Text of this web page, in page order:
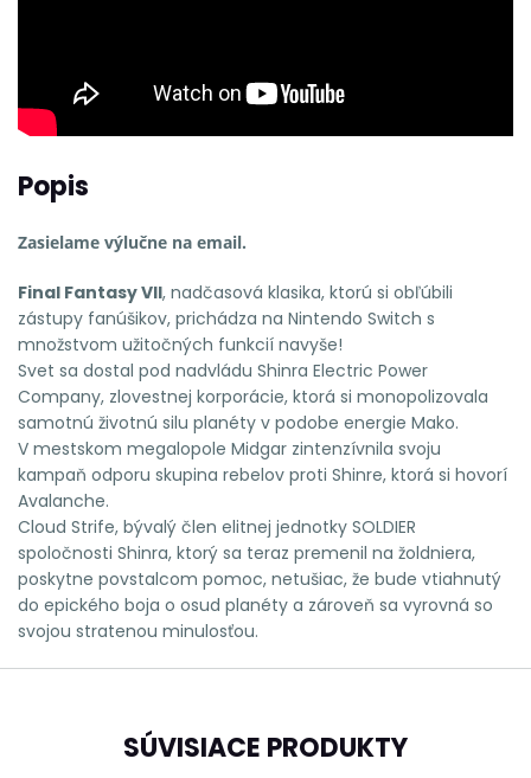
Popis
Zasielame výlučne na email.
Final Fantasy VII, nadčasová klasika, ktorú si obľúbili
zástupy fanúšikov, prichádza na Nintendo Switch s
množstvom užitočných funkcií navyše!
Svet sa dostal pod nadvládu Shinra Electric Power
Company, zlovestnej korporácie, ktorá si monopolizovala
samotnú životnú silu planéty v podobe energie Mako.
V mestskom megalopole Midgar zintenzívnila svoju
kampaň odporu skupina rebelov proti Shinre, ktorá si hovorí
Avalanche.
Cloud Strife, bývalý člen elitnej jednotky SOLDIER
spoločnosti Shinra, ktorý sa teraz premenil na žoldniera,
poskytne povstalcom pomoc, netušiac, že bude vtiahnutý
do epického boja o osud planéty a zároveň sa vyrovná so
svojou stratenou minulosťou.
SÚVISIACE PRODUKTY